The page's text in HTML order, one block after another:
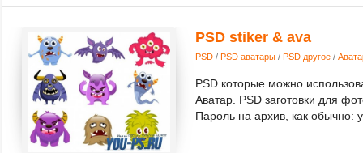
PSD stiker & ava
PSD / PSD аватары / PSD другое /
PSD которые можно
Аватар. PSD заготовки для
Пароль на архив, как обычно: